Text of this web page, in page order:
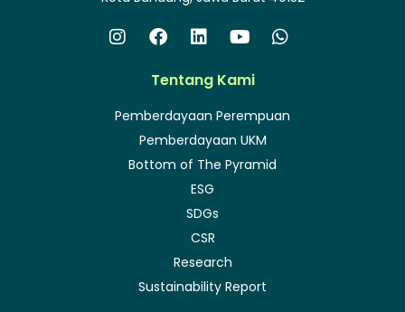
Tentang Kami
Pemberdayaan Perempuan
Pemberdayaan UKM
Bottom of The Pyramid
ESG
SDGs
CSR
Research
Sustainability Report